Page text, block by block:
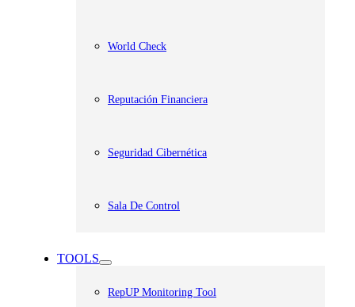
World Check
Reputación Financiera
Seguridad Cibernética
Sala De Control
TOOLS
RepUP Monitoring Tool